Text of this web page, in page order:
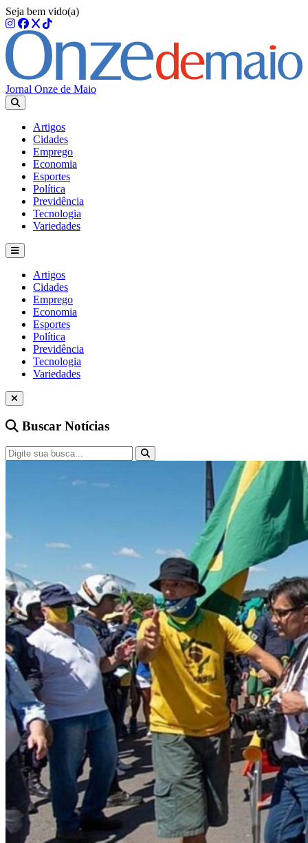
Seja bem vido(a)
Jornal Onze de Maio
Artigos
Cidades
Emprego
Economia
Esportes
Política
Previdência
Tecnologia
Variedades
Artigos
Cidades
Emprego
Economia
Esportes
Política
Previdência
Tecnologia
Variedades
Buscar Notícias